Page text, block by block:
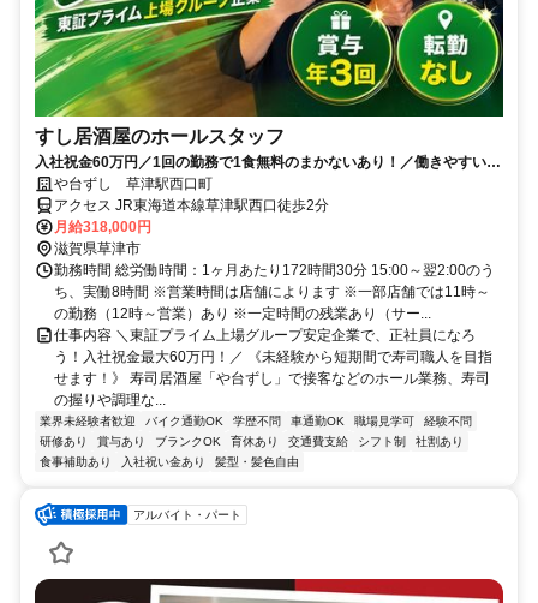
すし居酒屋のホールスタッフ
入社祝金60万円／1回の勤務で1食無料のまかないあり！／働きやすい環
境づくりに力を入れています◎
や台ずし 草津駅西口町
アクセス JR東海道本線草津駅西口徒歩2分
月給318,000円
滋賀県草津市
勤務時間 総労働時間：1ヶ月あたり172時間30分 15:00～翌2:00のう
ち、実働8時間 ※営業時間は店舗によります ※一部店舗では11時～
の勤務（12時～営業）あり ※一定時間の残業あり（サー...
仕事内容 ＼東証プライム上場グループ安定企業で、正社員になろ
う！入社祝金最大60万円！／ 《未経験から短期間で寿司職人を目指
せます！》 寿司居酒屋「や台ずし」で接客などのホール業務、寿司
の握りや調理な...
業界未経験者歓迎 バイク通勤OK 学歴不問 車通勤OK 職場見学可
経験不問
研修あり
賞与あり ブランクOK 育休あり 交通費支給 シフト制
社割あり
食事補助あり
入社祝い金あり 髪型・髪色自由
アルバイト・パート